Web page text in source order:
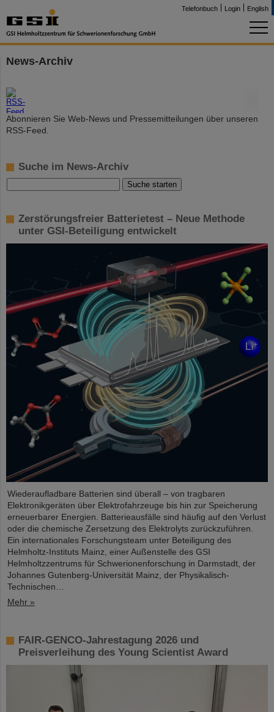
Telefonbuch Login English
News-Archiv
Abonnieren Sie Web-News und Pressemitteilungen über unseren
RSS-Feed.
Suche im News-Archiv
Zerstörungsfreier Batterietest – Neue Methode
unter GSI-Beteiligung entwickelt
Wiederaufladbare Batterien sind überall – von tragbaren
Elektronikgeräten über Elektrofahrzeuge bis hin zur Speicherung
erneuerbarer Energien. Batterieausfälle sind häufig auf den Verlust
oder die chemische Zersetzung des Elektrolyts zurückzuführen.
Ein internationales Forschungsteam unter Beteiligung des
Helmholtz-Instituts Mainz, einer Außenstelle des GSI
Helmholtzzentrums für Schwerionenforschung in Darmstadt, der
Johannes Gutenberg-Universität Mainz, der Physikalisch-
Technischen…
Mehr »
FAIR-GENCO-Jahrestagung 2026 und
Preisverleihung des Young Scientist Award